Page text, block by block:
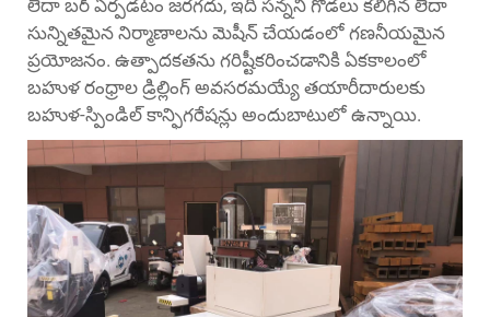
లేదా బర్ ఏర్పడటం జరగదు, ఇది సన్నని గోడలు కలిగిన లేదా
సున్నితమైన నిర్మాణాలను మెషీన్ చేయడంలో గణనీయమైన
ప్రయోజనం. ఉత్పాదకతను గరిష్టీకరించడానికి ఏకకాలంలో
బహుళ రంధ్రాల డ్రిల్లింగ్ అవసరమయ్యే తయారీదారులకు
బహుళ-స్పిండిల్ కాన్ఫిగరేషన్లు అందుబాటులో ఉన్నాయి.